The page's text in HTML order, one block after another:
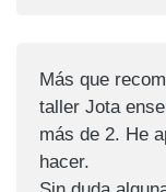
Más que
taller Jota
más de 2. He
hacer.